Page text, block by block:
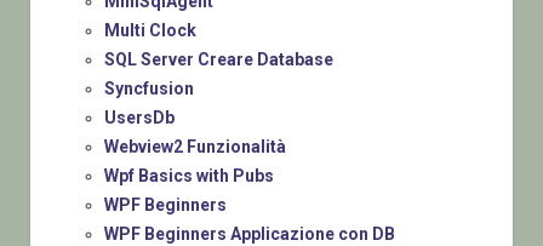
Multi Clock
SQL Server Creare Database
Syncfusion
UsersDb
Webview2 Funzionalità
Wpf Basics with Pubs
WPF Beginners
WPF Beginners Applicazione con DB